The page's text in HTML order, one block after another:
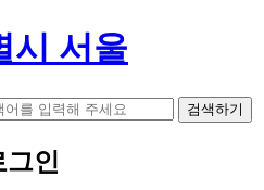
시 서울
검색하기
그인